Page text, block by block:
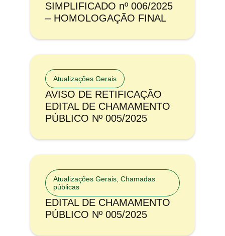
SIMPLIFICADO nº 006/2025
– HOMOLOGAÇÃO FINAL
Atualizações Gerais
AVISO DE RETIFICAÇÃO
EDITAL DE CHAMAMENTO
PÚBLICO Nº 005/2025
Atualizações Gerais Chamadas
públicas
EDITAL DE CHAMAMENTO
PÚBLICO Nº 005/2025